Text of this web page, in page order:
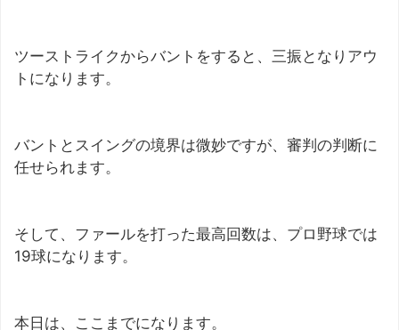
ツーストライクからバントをすると、三振となりアウ
トになります。
バントとスイングの境界は微妙ですが、審判の判断に
任せられます。
そして、ファールを打った最高回数は、プロ野球では
19球になります。
本日は、ここまでになります。